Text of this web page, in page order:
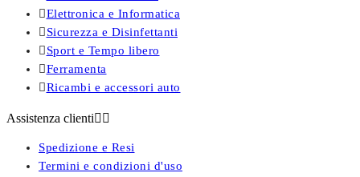
Elettronica e Informatica
 Sicurezza e Disinfettanti
 Sport e Tempo libero
Ferramenta
Ricambi e accessori auto
Assistenza clienti 
Spedizione e Resi
Termini e condizioni d'uso